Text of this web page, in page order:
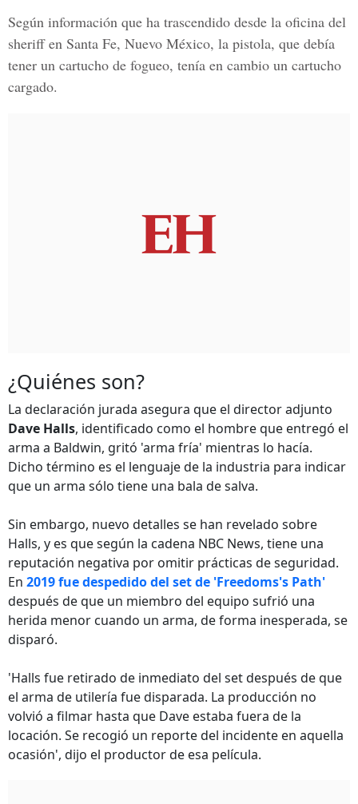
Según información que ha trascendido desde la oficina del
sheriff en Santa Fe, Nuevo México, la pistola, que debía
tener un cartucho de fogueo, tenía en cambio un cartucho
cargado.
¿Quiénes son?
La declaración jurada asegura que el director adjunto
Dave Halls, identificado como el hombre que entregó el
arma a Baldwin, gritó 'arma fría' mientras lo hacía.
Dicho término es el lenguaje de la industria para indicar
que un arma sólo tiene una bala de salva.
Sin embargo, nuevo detalles se han revelado sobre
Halls, y es que según la cadena NBC News, tiene una
reputación negativa por omitir prácticas de seguridad.
En 2019 fue despedido del set de 'Freedoms's Path'
después de que un miembro del equipo sufrió una
herida menor cuando un arma, de forma inesperada, se
disparó.
'Halls fue retirado de inmediato del set después de que
el arma de utilería fue disparada. La producción no
volvió a filmar hasta que Dave estaba fuera de la
locación. Se recogió un reporte del incidente en aquella
ocasión', dijo el productor de esa película.